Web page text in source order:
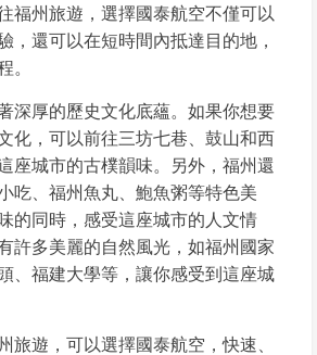
福州旅遊，選擇國泰航空不僅可以
，還可以在短時間內抵達目的地，
。
深厚的歷史文化底蘊。如果你想要
化，可以前往三坊七巷、鼓山和西
座城市的古樸韻味。另外，福州還
吃、福州魚丸、鮑魚粥等特色美
的同時，感受這座城市的人文情
許多美麗的自然風光，如福州國家
、福建大學等，讓你感受到這座城
旅遊，可以選擇國泰航空，快速、